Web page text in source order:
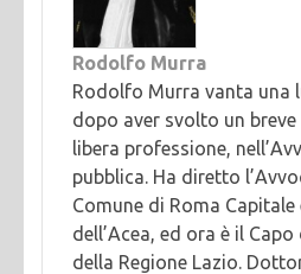
Rodolfo Murra
Rodolfo Murra vanta una
dopo aver svolto un
libera professione,
pubblica. Ha diretto
Comune di Roma Capitale
dell’Acea, ed ora è il
della Regione Lazio.